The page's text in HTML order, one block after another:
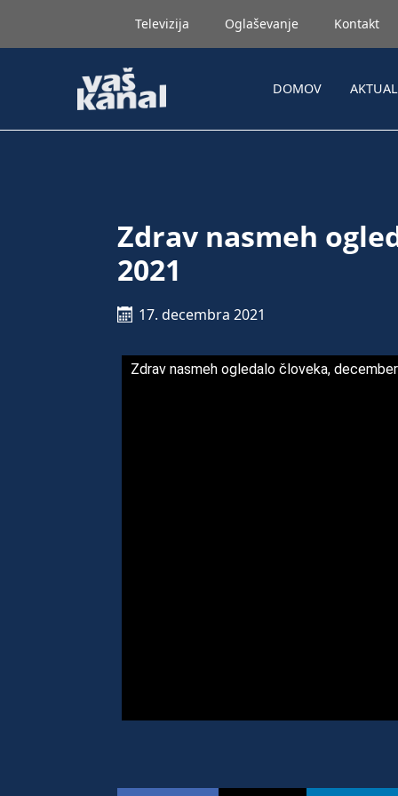
Televizija Oglaševanje Kontakt
DOMOV
Zdrav nasmeh
2021
17. decembra 2021
Zdrav nasmeh ogledalo človeka,